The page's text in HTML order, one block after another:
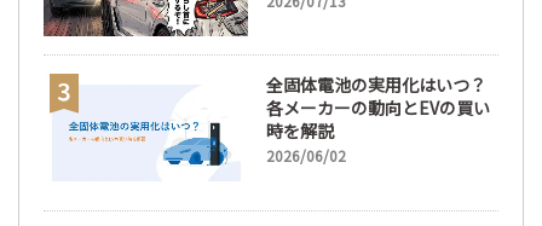
全固体電池の実用化はいつ？
各メーカーの動向とEVの買い
時を解説
2026/06/02